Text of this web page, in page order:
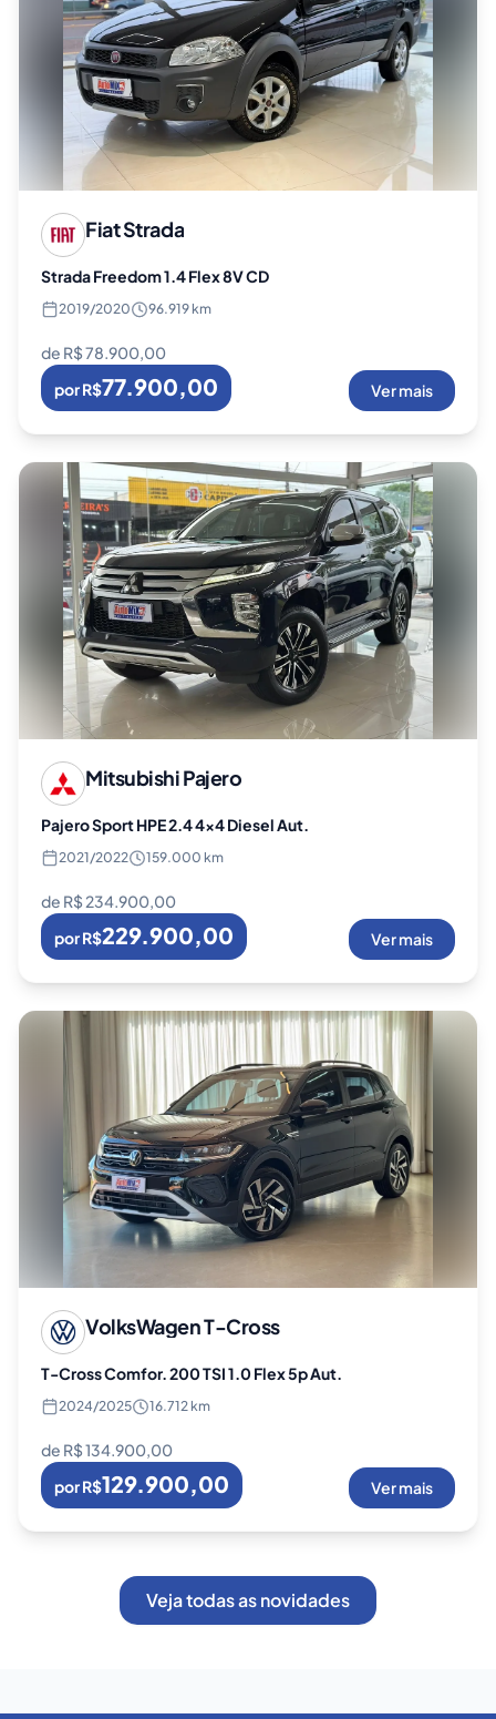
FiatStrada
Strada Freedom 1.4 Flex 8V CD
2019/2020 96.919 km
de R$78.900,00
por R$77.900,00 Ver mais
MitsubishiPajero
Pajero Sport HPE 2.4 4x4 Diesel Aut.
2021/2022 159.000 km
de R$234.900,00
por R$229.900,00 Ver mais
VolksWagenT-Cross
T-Cross Comfor. 200 TSI 1.0 Flex 5p Aut.
2024/2025 16.712 km
de R$134.900,00
por R$129.900,00 Ver mais
Veja todas as novidades